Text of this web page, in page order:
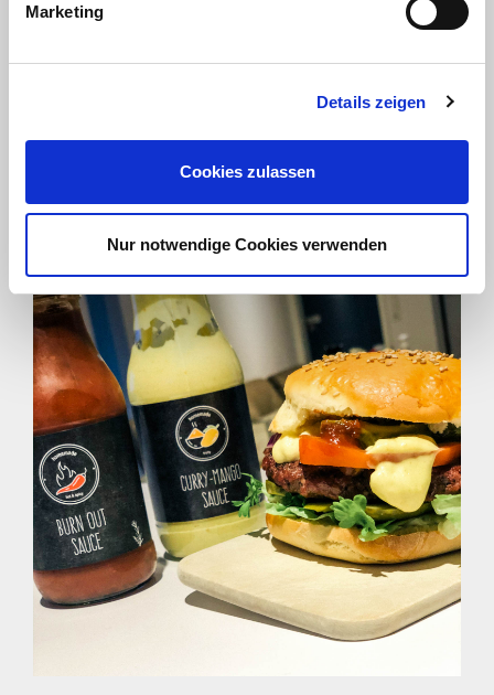
Marketing
Details zeigen
Cookies zulassen
Nur notwendige Cookies verwenden